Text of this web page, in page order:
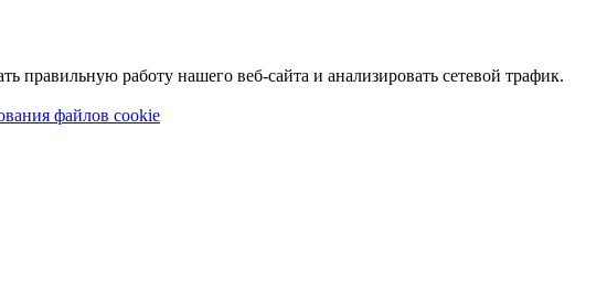
правильную работу нашего веб-сайта и анализировать сетевой трафик.
файлов cookie